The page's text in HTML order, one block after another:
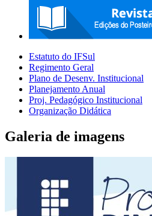
Estatuto do IFSul
Regimento Geral
Plano de Desenv. Institucional
Planejamento Anual
Proj. Pedagógico Institucional
Organização Didática
Galeria de imagens